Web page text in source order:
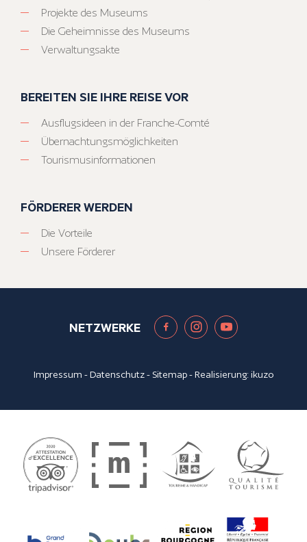
Projekte des Museums
Die Geheimnisse des Museums
Verwaltungsakte
BEREITEN SIE IHRE REISE VOR
Ausflugsideen in der Franche-Comté
Übernachtungsmöglichkeiten
Tourismusinformationen
FÖRDERER WERDEN
Die Vorteile
Unsere Förderer
NETZWERKE
Impressum -Datenschutz- Sitemap- Realisierung:ikuzo